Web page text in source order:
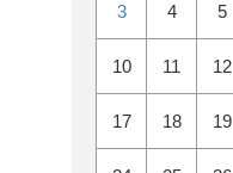
3 4 5
10 11 12
17 18 19